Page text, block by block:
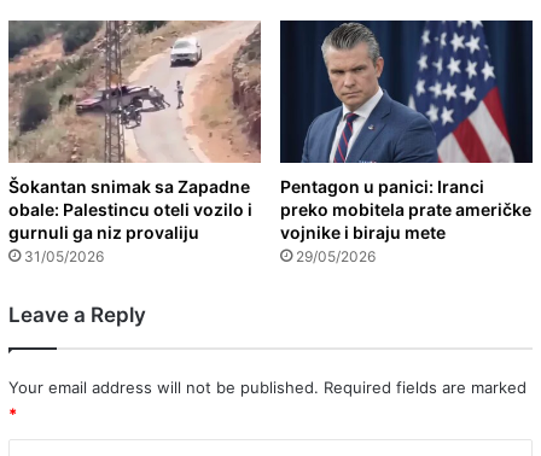
Šokantan snimak sa Zapadne
obale: Palestincu oteli vozilo i
gurnuli ga niz provaliju
31/05/2026
Pentagon u panici: Iranci
preko mobitela prate američke
vojnike i biraju mete
29/05/2026
Leave a Reply
Your email address will not be published. Required fields are marked
*